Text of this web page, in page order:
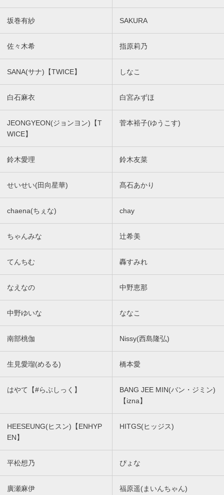
坂巻有紗 SAKURA
佐々木希 指原莉乃
SANA(サナ)【TWICE】 しなこ
白石麻衣 白宮みずほ
JEONGYEON(ジョンヨン)【T
WICE】
菅本裕子(ゆうこす)
鈴木愛理 鈴木友菜
せいせい(田向星華) 髙石あかり
chaena(ちぇな) chay
ちゃんみな 辻希美
てんちむ 轟すみれ
なえなの 中野恵那
中野ゆいな ななこ
南部桃伽 Nissy(西島隆弘)
生見愛瑠(めるる) 橋本愛
はやて【#らぶしっく】
BANG JEE MIN(バン・ジミン)
【izna】
HEESEUNG(ヒスン)【ENHYP
EN】
HITGS(ヒッジス)
平松想乃 ぴょな
廣瀬麻伊 福原遥(まいんちゃん)